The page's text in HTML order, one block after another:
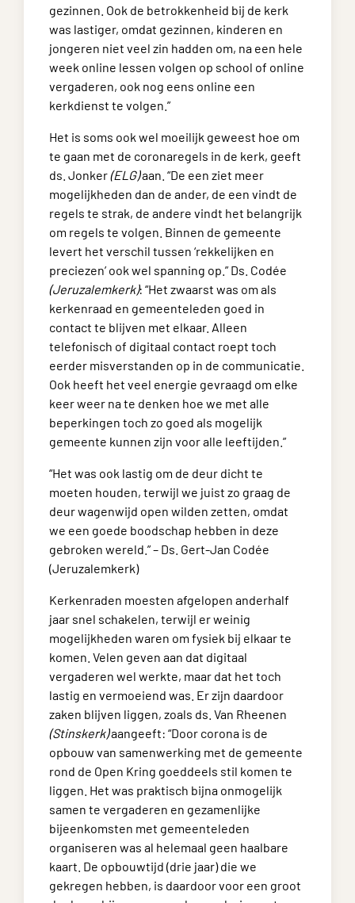
gezinnen. Ook de betrokkenheid bij de kerk
was lastiger, omdat gezinnen, kinderen en
jongeren niet veel zin hadden om, na een hele
week online lessen volgen op school of online
vergaderen, ook nog eens online een
kerkdienst te volgen.”
Het is soms ook wel moeilijk geweest hoe om
te gaan met de coronaregels in de kerk, geeft
ds. Jonker(ELG)aan. “De een ziet meer
mogelijkheden dan de ander, de een vindt de
regels te strak, de andere vindt het belangrijk
om regels te volgen. Binnen de gemeente
levert het verschil tussen ‘rekkelijken en
preciezen’ ook wel spanning op.” Ds. Codée
(Jeruzalemkerk): “Het zwaarst was om als
kerkenraad en gemeenteleden goed in
contact te blijven met elkaar. Alleen
telefonisch of digitaal contact roept toch
eerder misverstanden op in de communicatie.
Ook heeft het veel energie gevraagd om elke
keer weer na te denken hoe we met alle
beperkingen toch zo goed als mogelijk
gemeente kunnen zijn voor alle leeftijden.”
“Het was ook lastig om de deur dicht te
moeten houden, terwijl we juist zo graag de
deur wagenwijd open wilden zetten, omdat
we een goede boodschap hebben in deze
gebroken wereld.” – Ds. Gert-Jan Codée
(Jeruzalemkerk)
Kerkenraden moesten afgelopen anderhalf
jaar snel schakelen, terwijl er weinig
mogelijkheden waren om fysiek bij elkaar te
komen. Velen geven aan dat digitaal
vergaderen wel werkte, maar dat het toch
lastig en vermoeiend was. Er zijn daardoor
zaken blijven liggen, zoals ds. Van Rheenen
(Stinskerk)aangeeft: “Door corona is de
opbouw van samenwerking met de gemeente
rond de Open Kring goeddeels stil komen te
liggen. Het was praktisch bijna onmogelijk
samen te vergaderen en gezamenlijke
bijeenkomsten met gemeenteleden
organiseren was al helemaal geen haalbare
kaart. De opbouwtijd (drie jaar) die we
gekregen hebben, is daardoor voor een groot